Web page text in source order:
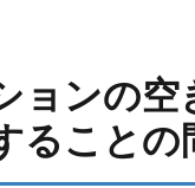
ョンの
ることの